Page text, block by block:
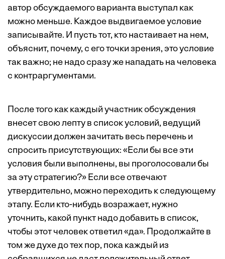
автор обсуждаемого варианта выступал как
можно меньше. Каждое выдвигаемое условие
записывайте. И пусть тот, кто настаивает на нем,
объяснит, почему, с его точки зрения, это условие
так важно; не надо сразу же нападать на человека
с контраргументами.
После того как каждый участник обсуждения
внесет свою лепту в список условий, ведущий
дискуссии должен зачитать весь перечень и
спросить присутствующих: «Если бы все эти
условия были выполнены, вы проголосовали бы
за эту стратегию?» Если все отвечают
утвердительно, можно переходить к следующему
этапу. Если кто-нибудь возражает, нужно
уточнить, какой пункт надо добавить в список,
чтобы этот человек ответил «да». Продолжайте в
том же духе до тех пор, пока каждый из